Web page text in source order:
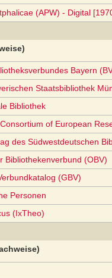
(APW) - Digital
Bayern
Staatsbibliothek
Bibliothek
of European
des Südwestdeutschen
Bibliothekenverbund (OBV)
(GBV)
Personen
(IxTheo)